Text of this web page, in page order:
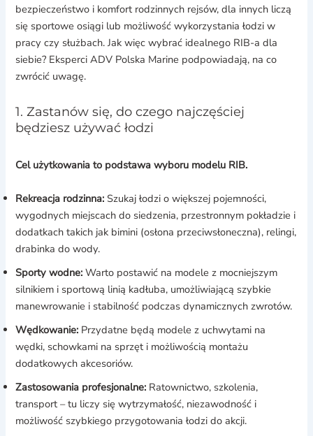
bezpieczeństwo i komfort rodzinnych rejsów, dla innych liczą
się sportowe osiągi lub możliwość wykorzystania łodzi w
pracy czy służbach. Jak więc wybrać idealnego RIB-a dla
siebie? Eksperci ADV Polska Marine podpowiadają, na co
zwrócić uwagę.
1. Zastanów się, do czego najczęściej
będziesz używać łodzi
Cel użytkowania to podstawa wyboru modelu RIB.
Rekreacja rodzinna: Szukaj łodzi o większej pojemności,
wygodnych miejscach do siedzenia, przestronnym pokładzie i
dodatkach takich jak bimini (osłona przeciwsłoneczna), relingi,
drabinka do wody.
Sporty wodne: Warto postawić na modele z mocniejszym
silnikiem i sportową linią kadłuba, umożliwiającą szybkie
manewrowanie i stabilność podczas dynamicznych zwrotów.
Wędkowanie: Przydatne będą modele z uchwytami na
wędki, schowkami na sprzęt i możliwością montażu
dodatkowych akcesoriów.
Zastosowania profesjonalne: Ratownictwo, szkolenia,
transport – tu liczy się wytrzymałość, niezawodność i
możliwość szybkiego przygotowania łodzi do akcji.